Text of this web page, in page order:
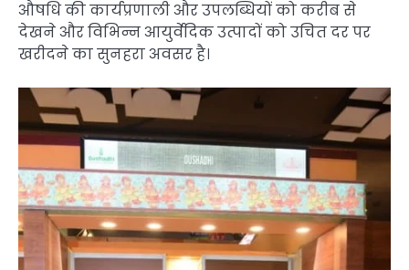
औषधि की कार्यप्रणाली और उपलब्धियों को करीब से
देखने और विभिन्न आयुर्वेदिक उत्पादों को उचित दर पर
खरीदने का सुनहरा अवसर है।